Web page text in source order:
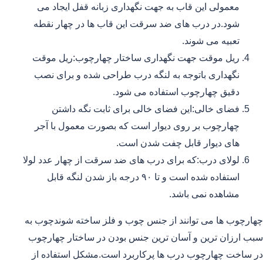
معمولی این قاب به جهت نگهداری زبانه قفل ایجاد می
شود.در درب های ضد سرقت این قاب ها در چهار نقطه
تعبیه می شوند.
ریل موقت جهت نگهداری ساختار چهارچوب:ریل موقت
نگهداری باتوجه به لنگه درب طراحی شده و برای نصب
دقیق چهارچوب استفاده می شود.
فضای خالی:این فضای خالی برای ثابت نگه داشتن
چهارچوب بر روی دیوار است که بصورت معمول با آجر
های دیوار قابل چفت شدن است.
لولای درب:که برای درب های ضد سرقت از چهار عدد لولا
استفاده شده است و تا ۹۰ درجه باز شدن لنگه قابل
مشاهده نمی باشد.
چهارچوب ها می توانند از جنس چوب و فلز ساخته شوندچوب به
سبب ارزان ترین و آسان ترین جنس بودن در ساختار چهارچوب
در ساخت چهارچوب درب ها پرکاربرد است.مشکل استفاده از